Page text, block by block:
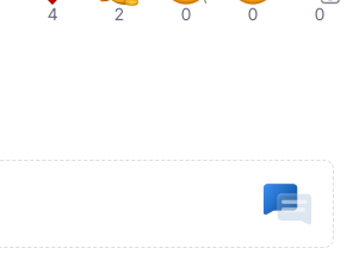
4 2 0 0 0